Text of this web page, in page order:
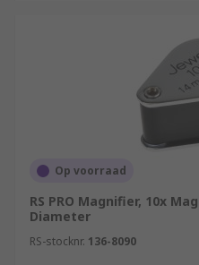
Op voorraad
RS PRO Magnifier, 10x
Diameter
RS-stocknr. 136-8090